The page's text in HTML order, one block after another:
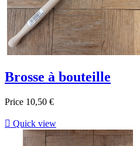
Brosse à bouteille
Price 10,50 €
 Quick view